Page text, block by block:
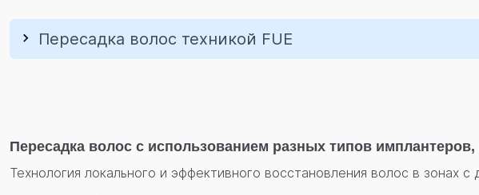
Пересадка волос техникой FUE
Пересадка волос с использованием разных типов
Технология локального и эффективного восстановления волос в зонах